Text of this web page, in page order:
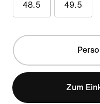
48.5 49.5
Zum